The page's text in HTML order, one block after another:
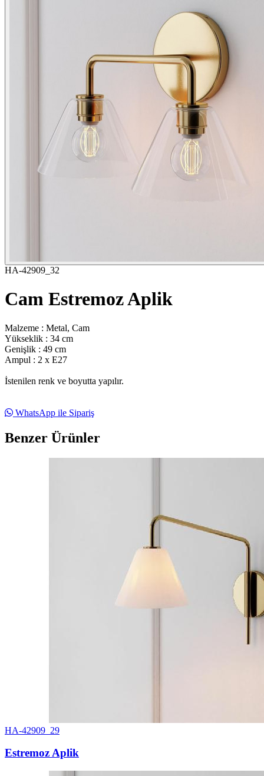
HA-42909_32
Cam Estremoz Aplik
Malzeme : Metal, Cam
Yükseklik : 34 cm
Genişlik : 49 cm
Ampul : 2 x E27
İstenilen renk ve boyutta yapılır.
WhatsApp ile Sipariş
Benzer Ürünler
HA-42909_29
Estremoz Aplik